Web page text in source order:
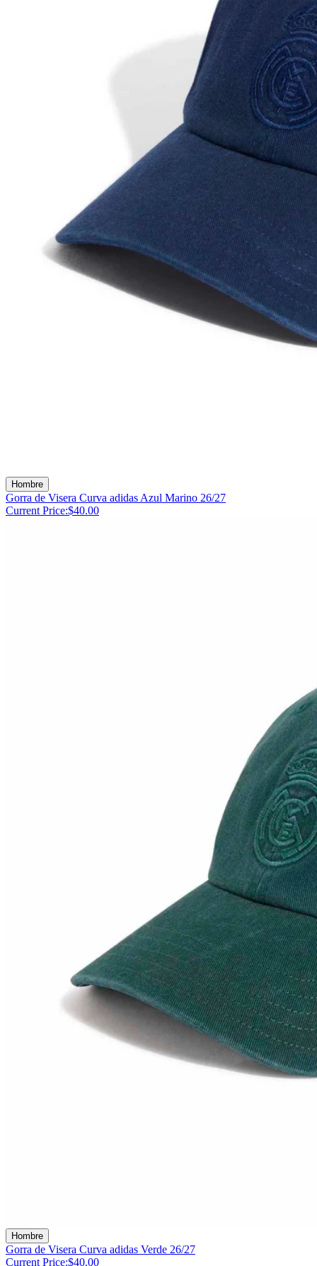
Hombre
Gorra de Visera Curva adidas Azul Marino 26/27
Current Price:$40.00
Hombre
Gorra de Visera Curva adidas Verde 26/27
Current Price:$40.00